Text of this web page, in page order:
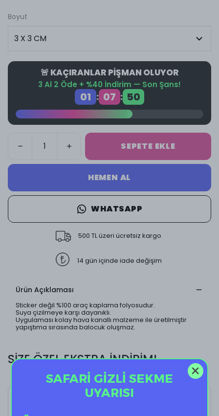
Boyut
🚨 KAÇIRANLAR PİŞMAN OLUYOR
3 Al 2 Öde + %40 İndirim — Son Şans!
01 : 07 : 50
SEPETE EKLE
HEMEN AL
WHATSAPP
500 TL üzeri ücretsiz kargo
14 gün içinde iade değişim
Ürün Açıklaması
Sticker değil %100 araç kaplama folyosudur.
Suya çizilmeye karşı dayanıklı.
Uygulaması kolay hava kanallı malzeme ile üretilmiştir
yapıştıma sırasında balocuk oluşmaz.
SİZE ÖZEL EKSTRA İNDİRİM!
SAFARİ GİZLİ SEKME
UYARISI